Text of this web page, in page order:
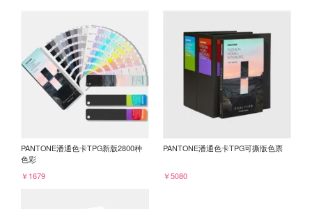
PANTONE潘通色卡TPG新版2800种
色彩
￥1679
PANTONE潘通色卡TPG可撕版色票
￥5080